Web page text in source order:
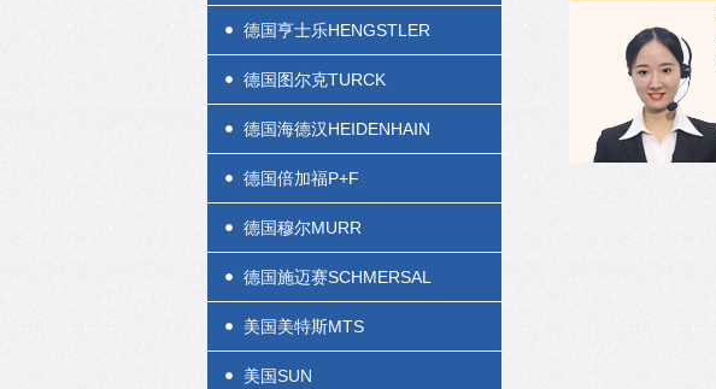
德国亨士乐HENGSTLER
德国图尔克TURCK
德国海德汉HEIDENHAIN
德国倍加福P+F
德国穆尔MURR
德国施迈赛SCHMERSAL
美国美特斯MTS
美国SUN